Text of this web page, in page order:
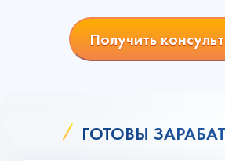
Получить
ГОТОВЫ